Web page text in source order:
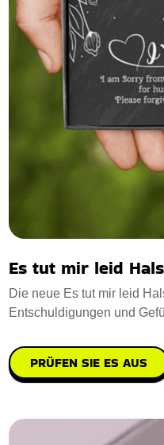
Es tut mir leid
Die neue Es tut mir leid
Entschuldigungen und
PRÜFEN SIE ES AUS